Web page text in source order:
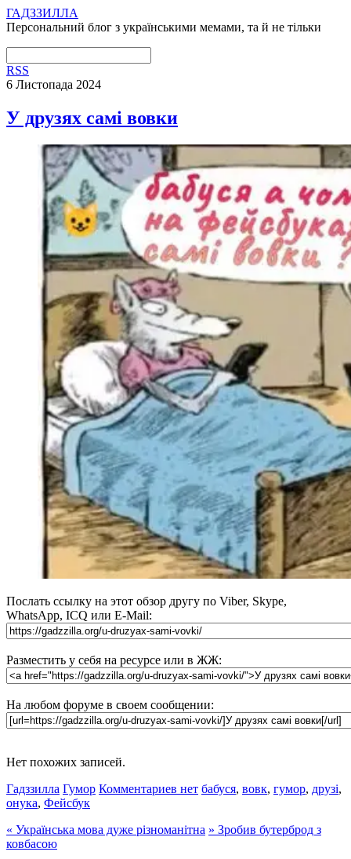
ГАДЗЗИЛЛА
Персональний блог з українськими мемами, та й не тільки
RSS
6 Листопада 2024
У друзях самі вовки
Послать ссылку на этот обзор другу по Viber, Skype,
WhatsApp, ICQ или E-Mail:
Разместить у себя на ресурсе или в ЖЖ:
На любом форуме в своем сообщении:
Нет похожих записей.
Гадззилла Гумор Комментариев нет бабуся, вовк, гумор, друзі,
онука, Фейсбук
« Українська мова дуже різноманітна » Зробив бутерброд з
ковбасою